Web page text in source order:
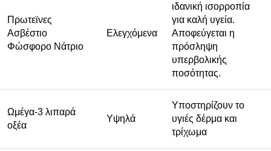
Πρωτεϊνες
Ασβέστιο
Φώσφορο Νάτριο
Ελεγχόμενα
ιδανική ισορροπία
για καλή υγεία.
Αποφεύγεται η
πρόσληψη
υπερβολικής
ποσότητας.
Ωμέγα-3 λιπαρά
οξέα
Υψηλά
Υποστηρίζουν το
υγιές δέρμα και
τρίχωμα